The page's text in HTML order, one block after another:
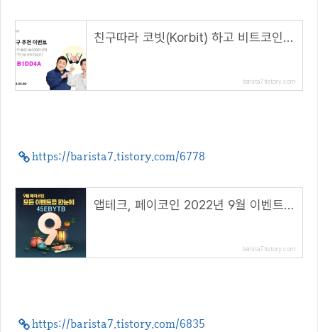
친구따라 코빗(Korbit) 하고 비트코인 받자!(5.2~)( 추천 코드 : B1DD4A )
barista7.tistory.com
https://barista7.tistory.com/6778
앱테크, 페이코인 2022년 9월 이벤트 총정리!( 리워드 코드 : 45EBYTB )
barista7.tistory.com
https://barista7.tistory.com/6835